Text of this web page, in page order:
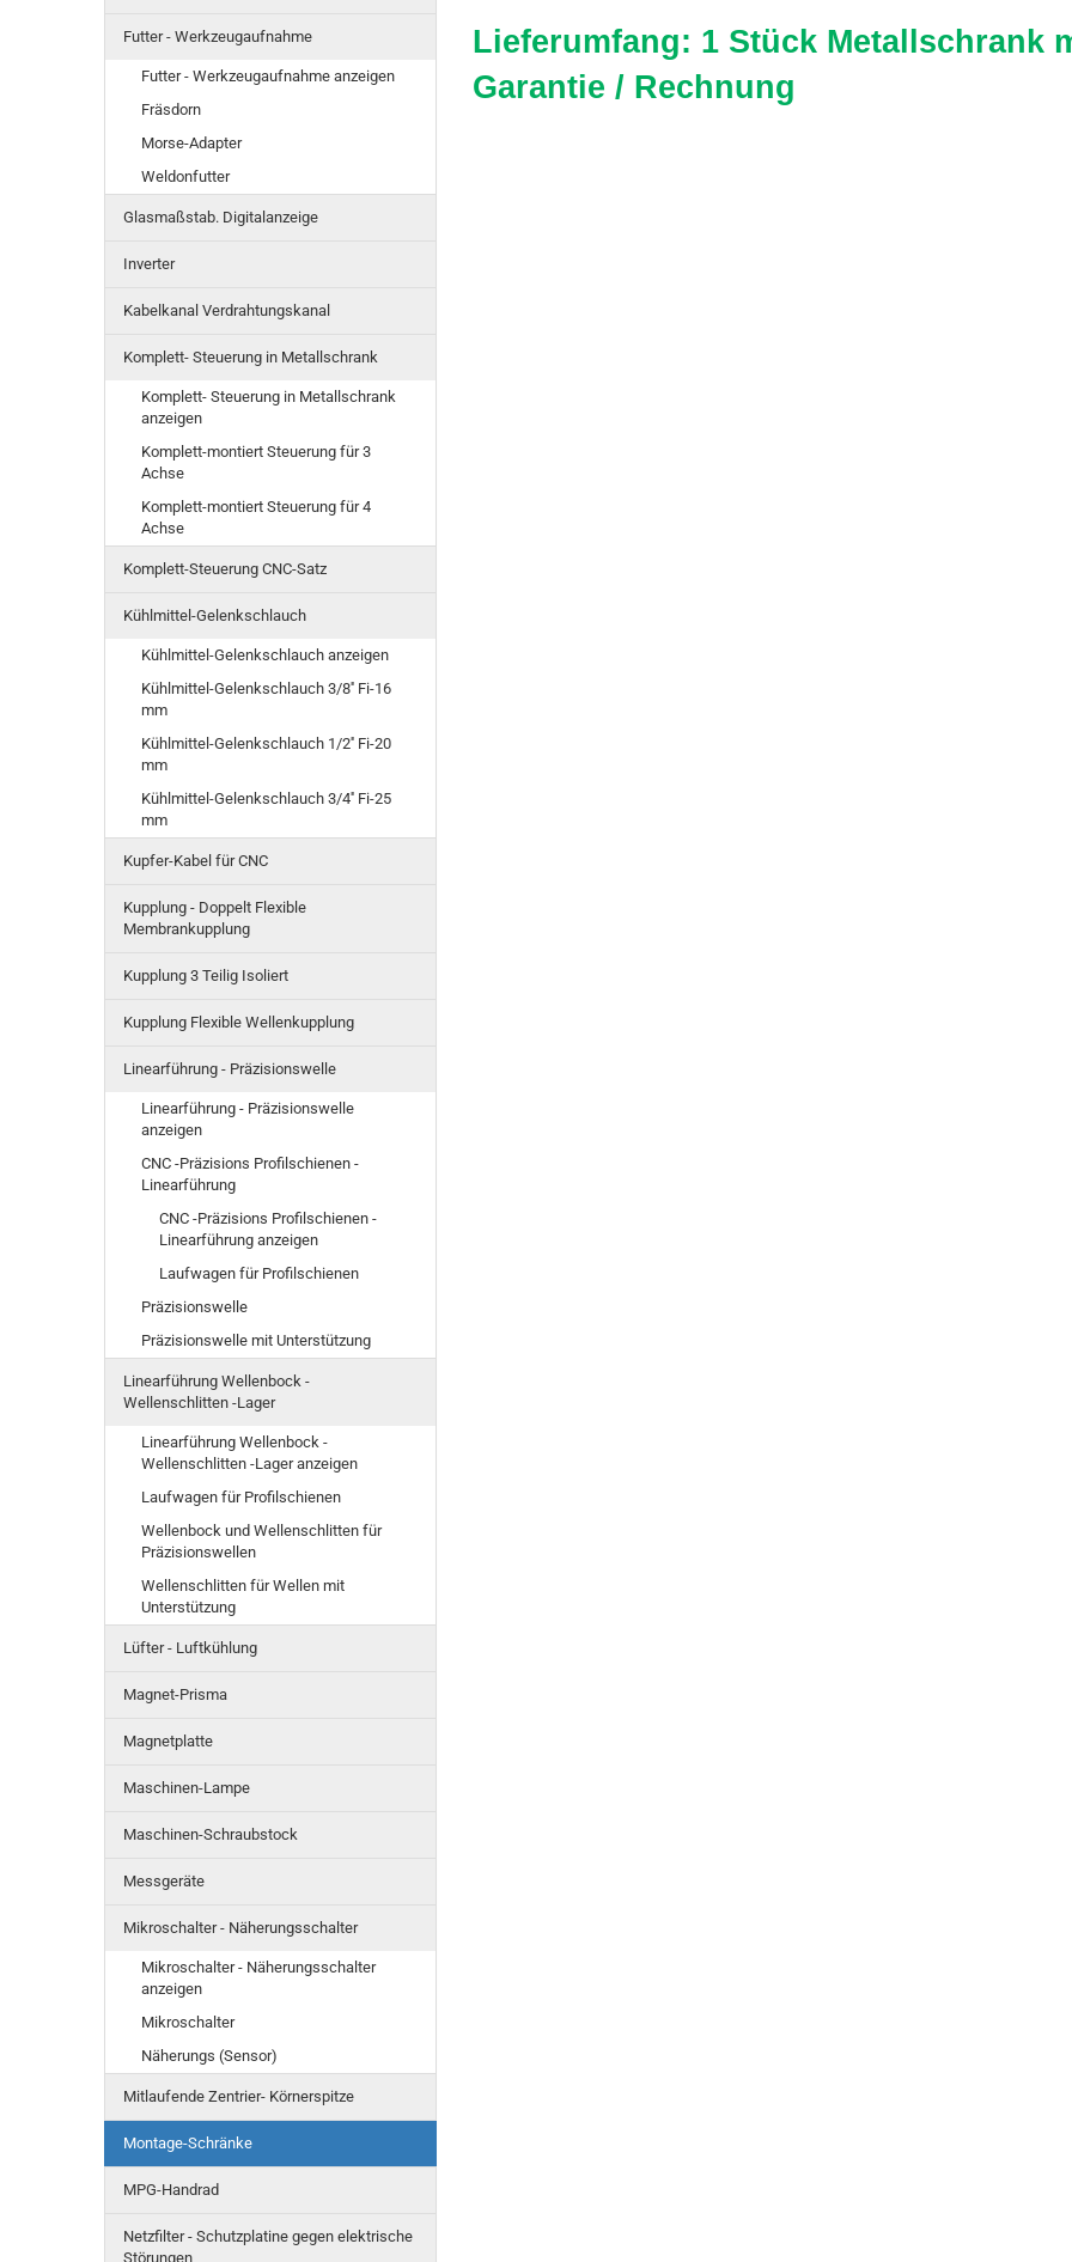
Lieferumfang: 1 Stück Metallschrank
Garantie / Rechnung
Futter - Werkzeugaufnahme
Futter - Werkzeugaufnahme anzeigen
Fräsdorn
Morse-Adapter
Weldonfutter
Glasmaßstab. Digitalanzeige
Inverter
Kabelkanal Verdrahtungskanal
Komplett- Steuerung in Metallschrank
Komplett- Steuerung in Metallschrank
anzeigen
Komplett-montiert Steuerung für 3
Achse
Komplett-montiert Steuerung für 4
Achse
Komplett-Steuerung CNC-Satz
Kühlmittel-Gelenkschlauch
Kühlmittel-Gelenkschlauch anzeigen
Kühlmittel-Gelenkschlauch 3/8'' Fi-16
mm
Kühlmittel-Gelenkschlauch 1/2'' Fi-20
mm
Kühlmittel-Gelenkschlauch 3/4'' Fi-25
mm
Kupfer-Kabel für CNC
Kupplung - Doppelt Flexible
Membrankupplung
Kupplung 3 Teilig Isoliert
Kupplung Flexible Wellenkupplung
Linearführung - Präzisionswelle
Linearführung - Präzisionswelle
anzeigen
CNC -Präzisions Profilschienen -
Linearführung
CNC -Präzisions Profilschienen -
Linearführung anzeigen
Laufwagen für Profilschienen
Präzisionswelle
Präzisionswelle mit Unterstützung
Linearführung Wellenbock -
Wellenschlitten -Lager
Linearführung Wellenbock -
Wellenschlitten -Lager anzeigen
Laufwagen für Profilschienen
Wellenbock und Wellenschlitten für
Präzisionswellen
Wellenschlitten für Wellen mit
Unterstützung
Lüfter - Luftkühlung
Magnet-Prisma
Magnetplatte
Maschinen-Lampe
Maschinen-Schraubstock
Messgeräte
Mikroschalter - Näherungsschalter
Mikroschalter - Näherungsschalter
anzeigen
Mikroschalter
Näherungs (Sensor)
Mitlaufende Zentrier- Körnerspitze
Montage-Schränke
MPG-Handrad
Netzfilter - Schutzplatine gegen elektrische
Störungen